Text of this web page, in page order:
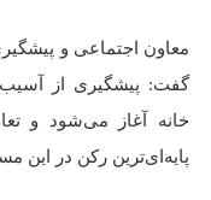
معاون اجتماعی و
گفت: پیشگیری از
خانه آغاز می‌شود و
پایه‌ای‌ترین رکن در این